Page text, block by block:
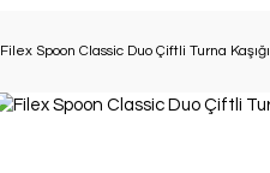
Filex Spoon Classic Duo Çiftli Turna Kaşığı